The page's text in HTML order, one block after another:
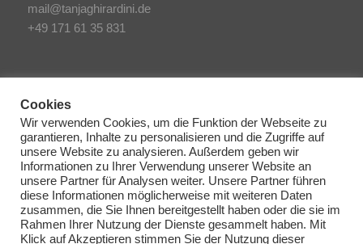
mail@tanjaghirardini.de
+49 171 61 35 831
SONSTIGES
AGB/Impressum
Haftungsausschluss
Datenschutzerklärung
Cookies
Wir verwenden Cookies, um die Funktion der Webseite zu
garantieren, Inhalte zu personalisieren und die Zugriffe auf
unsere Website zu analysieren. Außerdem geben wir
Informationen zu Ihrer Verwendung unserer Website an
unsere Partner für Analysen weiter. Unsere Partner führen
diese Informationen möglicherweise mit weiteren Daten
zusammen, die Sie Ihnen bereitgestellt haben oder die sie im
Rahmen Ihrer Nutzung der Dienste gesammelt haben. Mit
Klick auf Akzeptieren stimmen Sie der Nutzung dieser